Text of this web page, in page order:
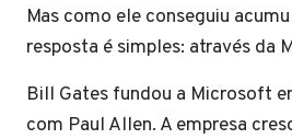
Mas como ele conseguiu
resposta é simples: através da
Bill Gates fundou a Microsoft
com Paul Allen. A empresa